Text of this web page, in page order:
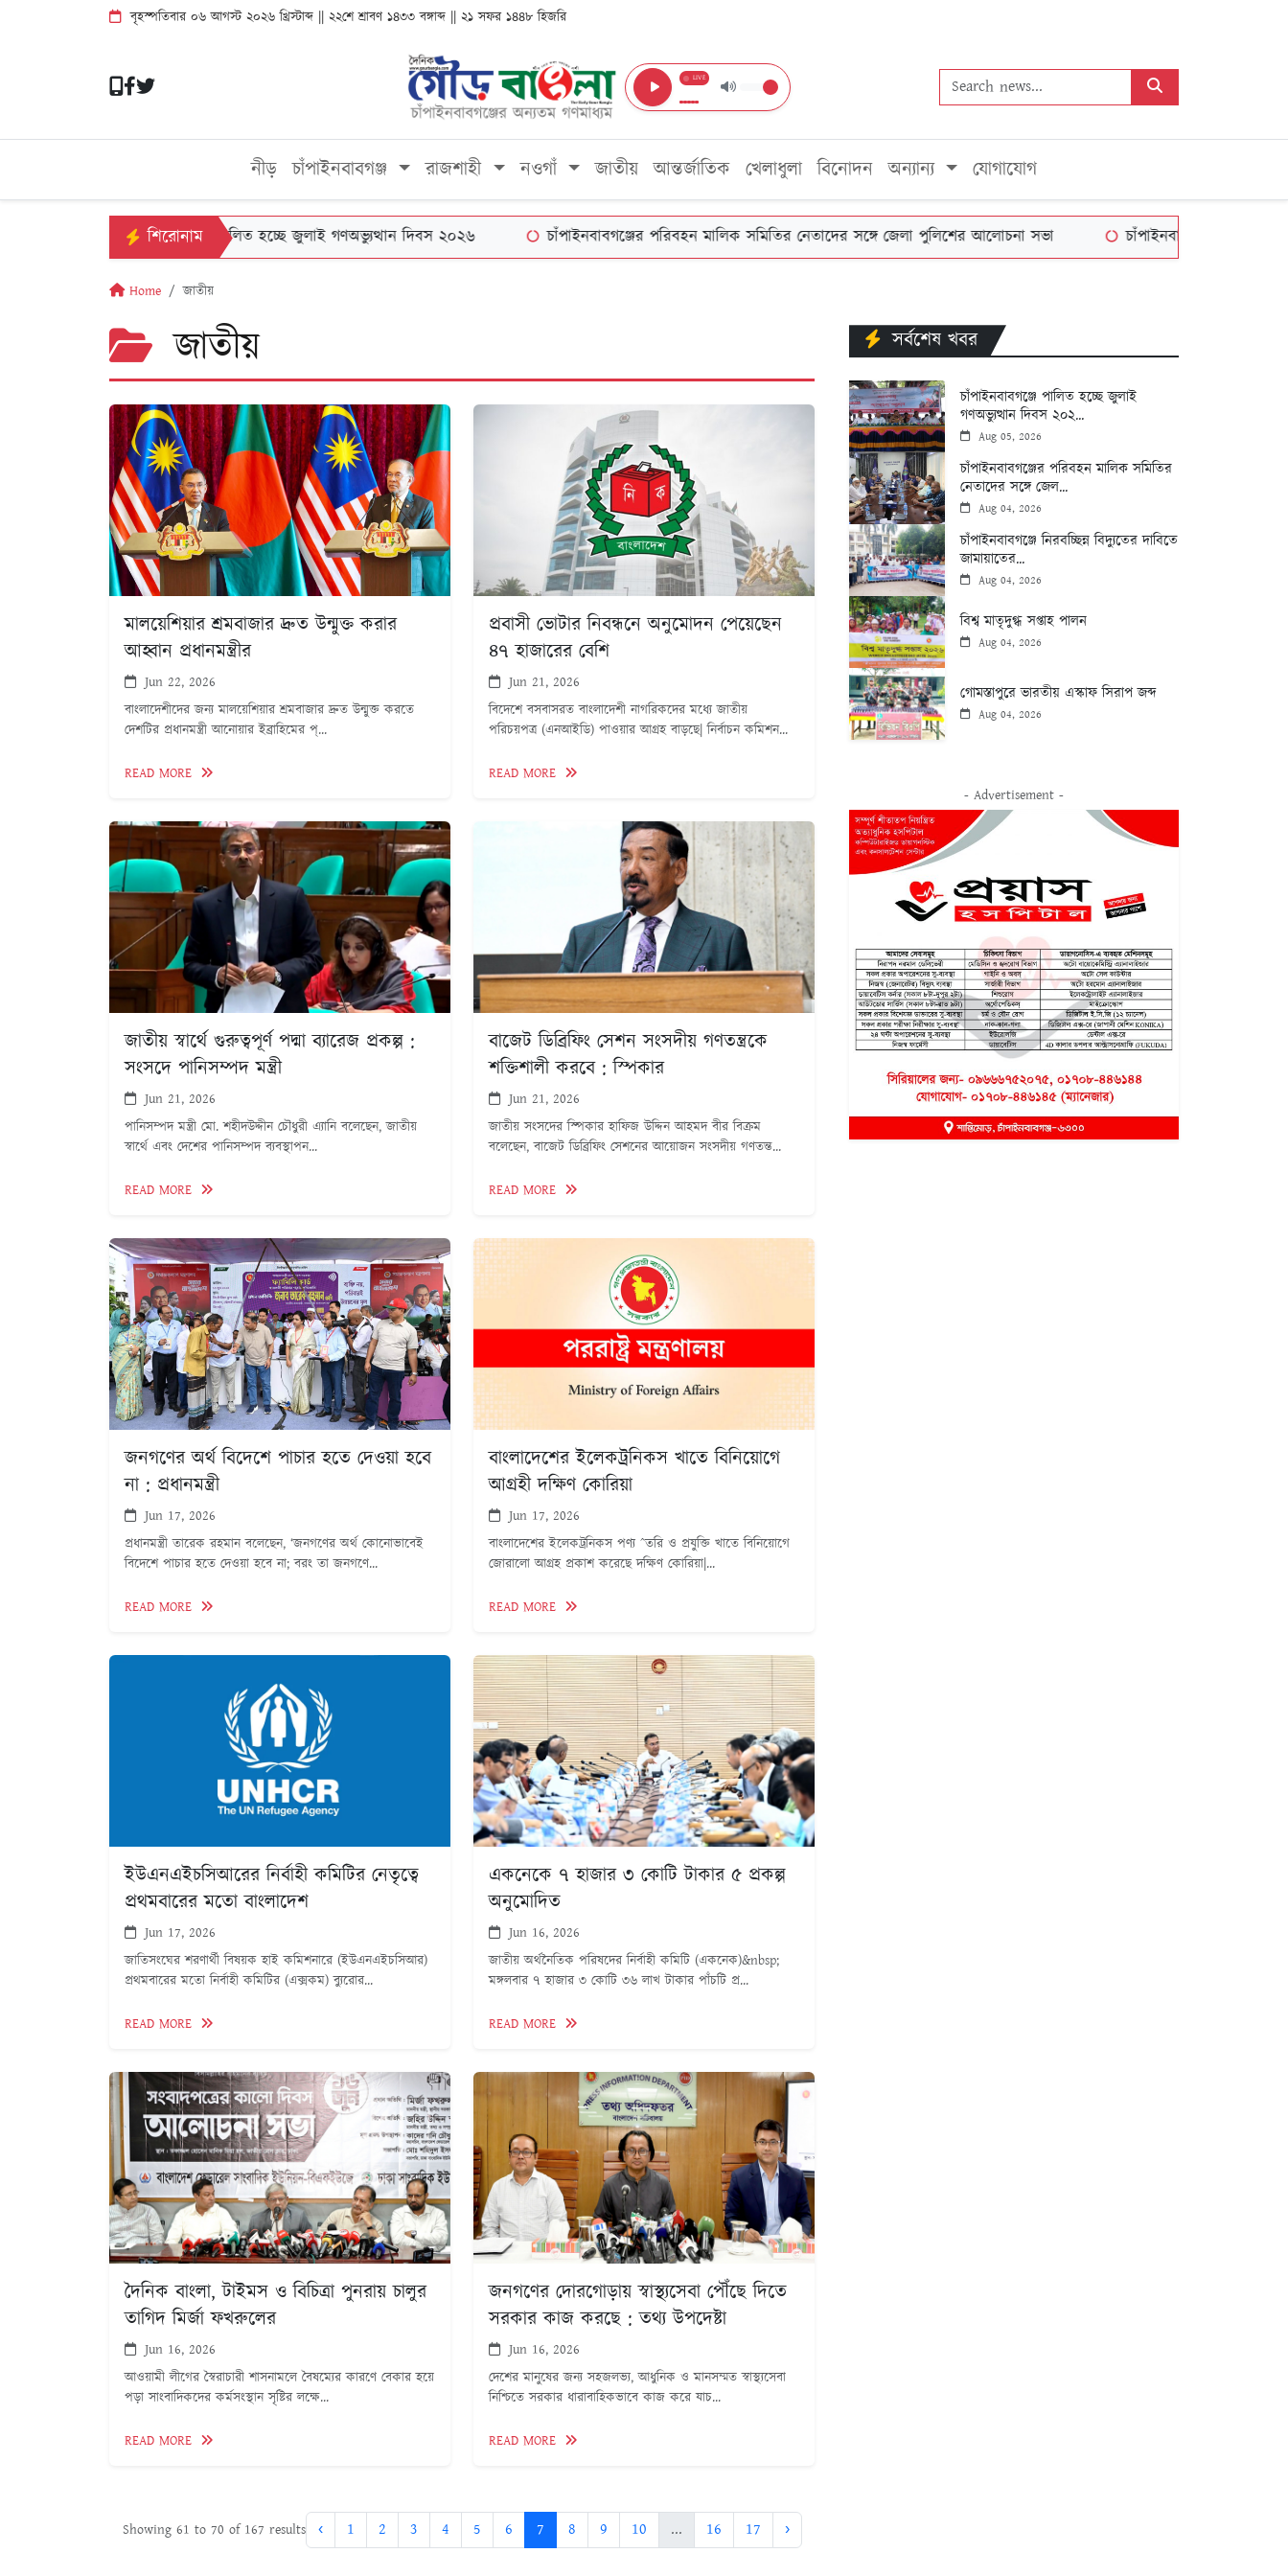
বৃহস্পতিবার ০৬ আগস্ট ২০২৬ খ্রিস্টাব্দ || ২২শে শ্রাবণ ১৪৩৩ বঙ্গাব্দ || ২১ সফর ১৪৪৮ হিজরি
LIVE
নীড় চাঁপাইনবাবগঞ্জ রাজশাহী নওগাঁ জাতীয় আন্তর্জাতিক খেলাধুলা বিনোদন অন্যান্য যোগাযোগ
শিরোনাম
চাঁপাইনবাবগঞ্জে পালিত হচ্ছে জুলাই গণঅভ্যুত্থান দিবস ২০২৬ চাঁপাইনবাবগঞ্জের পরিবহন মালিক সমিতির নেতাদের সঙ্গে জেলা পুলিশের আলোচনা সভা চাঁপাইনবাবগঞ্জে নিরবচ্ছিন্ন বিদ্যুতের
Home জাতীয়
জাতীয়
মালয়েশিয়ার শ্রমবাজার দ্রুত উন্মুক্ত করার
আহ্বান প্রধানমন্ত্রীর
Jun 22, 2026
বাংলাদেশীদের জন্য মালয়েশিয়ার শ্রমবাজার দ্রুত উন্মুক্ত করতে
দেশটির প্রধানমন্ত্রী আনোয়ার ইব্রাহিমের প্...
READ MORE
প্রবাসী ভোটার নিবন্ধনে অনুমোদন পেয়েছেন
৪৭ হাজারের বেশি
Jun 21, 2026
বিদেশে বসবাসরত বাংলাদেশী নাগরিকদের মধ্যে জাতীয়
পরিচয়পত্র (এনআইডি) পাওয়ার আগ্রহ বাড়ছে| নির্বাচন কমিশন...
READ MORE
জাতীয় স্বার্থে গুরুত্বপূর্ণ পদ্মা ব্যারেজ প্রকল্প :
সংসদে পানিসম্পদ মন্ত্রী
Jun 21, 2026
পানিসম্পদ মন্ত্রী মো. শহীদউদ্দীন চৌধুরী এ্যানি বলেছেন, জাতীয়
স্বার্থে এবং দেশের পানিসম্পদ ব্যবস্থাপন...
READ MORE
বাজেট ডিব্রিফিং সেশন সংসদীয় গণতন্ত্রকে
শক্তিশালী করবে : স্পিকার
Jun 21, 2026
জাতীয় সংসদের স্পিকার হাফিজ উদ্দিন আহমদ বীর বিক্রম
বলেছেন, বাজেট ডিব্রিফিং সেশনের আয়োজন সংসদীয় গণতন্ত...
READ MORE
জনগণের অর্থ বিদেশে পাচার হতে দেওয়া হবে
না : প্রধানমন্ত্রী
Jun 17, 2026
প্রধানমন্ত্রী তারেক রহমান বলেছেন, ‘জনগণের অর্থ কোনোভাবেই
বিদেশে পাচার হতে দেওয়া হবে না; বরং তা জনগণে...
READ MORE
বাংলাদেশের ইলেকট্রনিকস খাতে বিনিয়োগে
আগ্রহী দক্ষিণ কোরিয়া
Jun 17, 2026
বাংলাদেশের ইলেকট্রনিকস পণ্য ˆতরি ও প্রযুক্তি খাতে বিনিয়োগে
জোরালো আগ্রহ প্রকাশ করেছে দক্ষিণ কোরিয়া|...
READ MORE
ইউএনএইচসিআরের নির্বাহী কমিটির নেতৃত্বে
প্রথমবারের মতো বাংলাদেশ
Jun 17, 2026
জাতিসংঘের শরণার্থী বিষয়ক হাই কমিশনারে (ইউএনএইচসিআর)
প্রথমবারের মতো নির্বাহী কমিটির (এক্সকম) ব্যুরোর...
READ MORE
একনেকে ৭ হাজার ৩ কোটি টাকার ৫ প্রকল্প
অনুমোদিত
Jun 16, 2026
জাতীয় অর্থনৈতিক পরিষদের নির্বাহী কমিটি (একনেক)&nbsp;
মঙ্গলবার ৭ হাজার ৩ কোটি ৩৬ লাখ টাকার পাঁচটি প্র...
READ MORE
দৈনিক বাংলা, টাইমস ও বিচিত্রা পুনরায় চালুর
তাগিদ মির্জা ফখরুলের
Jun 16, 2026
আওয়ামী লীগের স্বৈরাচারী শাসনামলে বৈষম্যের কারণে বেকার হয়ে
পড়া সাংবাদিকদের কর্মসংস্থান সৃষ্টির লক্ষে...
READ MORE
জনগণের দোরগোড়ায় স্বাস্থ্যসেবা পৌঁছে দিতে
সরকার কাজ করছে : তথ্য উপদেষ্টা
Jun 16, 2026
দেশের মানুষের জন্য সহজলভ্য, আধুনিক ও মানসম্মত স্বাস্থ্যসেবা
নিশ্চিতে সরকার ধারাবাহিকভাবে কাজ করে যাচ...
READ MORE
Showing 61 to 70 of 167 results ‹ 1 2 3 4 5 6 7 8 9 10 ... 16 17 ›
সর্বশেষ খবর
চাঁপাইনবাবগঞ্জে পালিত হচ্ছে জুলাই
গণঅভ্যুত্থান দিবস ২০২...
Aug 05, 2026
চাঁপাইনবাবগঞ্জের পরিবহন মালিক সমিতির
নেতাদের সঙ্গে জেল...
Aug 04, 2026
চাঁপাইনবাবগঞ্জে নিরবচ্ছিন্ন বিদ্যুতের দাবিতে
জামায়াতের...
Aug 04, 2026
বিশ্ব মাতৃদুগ্ধ সপ্তাহ পালন
Aug 04, 2026
গোমস্তাপুরে ভারতীয় এস্কাফ সিরাপ জব্দ
Aug 04, 2026
- Advertisement -